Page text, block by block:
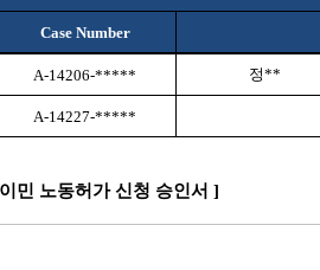
Case Number
A-14206-***** 정**
A-14227-*****
민 노동허가 신청 승인서 ]